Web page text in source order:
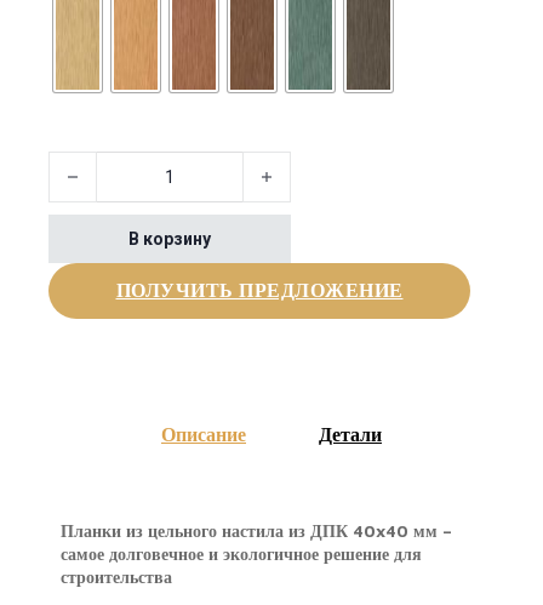
Количество товара 40x40mm WPC Solid Decking Slats
В корзину
ПОЛУЧИТЬ ПРЕДЛОЖЕНИЕ
Описание Детали
Планки из цельного настила из ДПК 40x40 мм –
самое долговечное и экологичное решение для
строительства